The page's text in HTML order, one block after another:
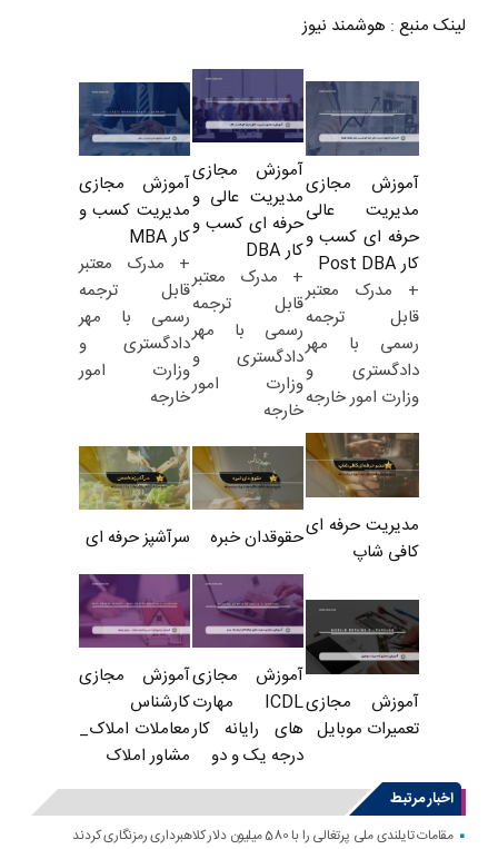
لینک منبع : هوشمند نیوز
آموزش مجازی
مدیریت عالی
حرفه ای کسب و
کار Post DBA
+ مدرک معتبر
قابل ترجمه
رسمی با مهر
دادگستری و
وزارت امور خارجه
آموزش مجازی
مدیریت عالی و
حرفه ای کسب و
کار DBA
+ مدرک معتبر
قابل ترجمه
رسمی با مهر
دادگستری و
وزارت امور
خارجه
آموزش مجازی
مدیریت کسب و
کار MBA
+ مدرک معتبر
قابل ترجمه
رسمی با مهر
دادگستری و
وزارت امور
خارجه
مدیریت حرفه ای
کافی شاپ
حقوقدان خبره سرآشپز حرفه ای
آموزش مجازی
تعمیرات موبایل
آموزش مجازی
ICDL مهارت
های رایانه کار
درجه یک و دو
آموزش مجازی
کارشناس
معاملات املاک_
مشاور املاک
اخبار مرتبط
مقامات تایلندی ملی پرتغالی را با 580 میلیون دلار کلاهبرداری رمزنگاری کردند